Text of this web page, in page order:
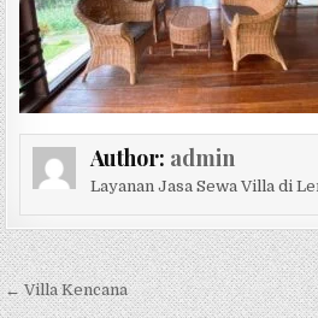
Author: admin
Layanan Jasa Sewa Villa di
Navigasi pos
← Villa Kencana